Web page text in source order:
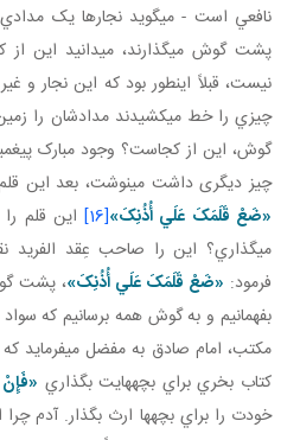
نافعي است - مي گويد نجارها يک
پشت گوش مي گذارند، مي دانيد اين
نيست، قبلاً اين طور بود که اين نجار و
چيزي را خط مي کشيدند مدادشان را
گوش، اين از کجاست؟ وجود مبارک
چيز ديگری داشت مي نوشت، بعد اين
«ضَعْ قَلَمَکَ عَلَي أُذُنِکَ»[16]
اين قلم
مي گذاري؟ اين را صاحب عِقد الفريد
فرمود: «ضَعْ قَلَمَکَ عَلَي أُذُنِکَ»، پشت
بفهمانيم و به گوش همه برسانيم که
مکتب، امام صادق به مفضل مي فرمايد
کتاب بخري براي بچه هايت بگذاري
خودت را براي بچه ها ارث بگذار. آدم